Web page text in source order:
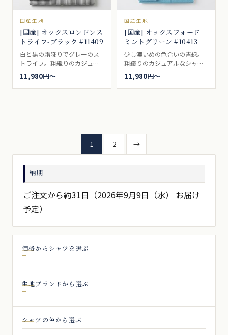
国産生地
[国産] オックスロンドンス
トライプ-ブラック #11409
白と黒の霜降りでグレーのス
トライプ。粗織りのカジュア
ルなシャツ地。ボタンダウン
の代名詞的シャツ生地。ビジ
ネスシャツ向き。
11,980円〜
国産生地
[国産] オックスフォード-
ミントグリーン #10413
少し濃いめの色合いの青緑。
粗織りのカジュアルなシャツ
地。ボタンダウンの代名詞的
シャツ生地。ブレザーやジャ
ケットによく合い、アイビー
11,980円〜
投
稿
の
ペ
ジ
送
り
1 2 →
納期
ご注文から約31日（2026年9月9日（水） お届け
予定）
価格からシャツを選ぶ
生地ブランドから選ぶ
シャツの色から選ぶ